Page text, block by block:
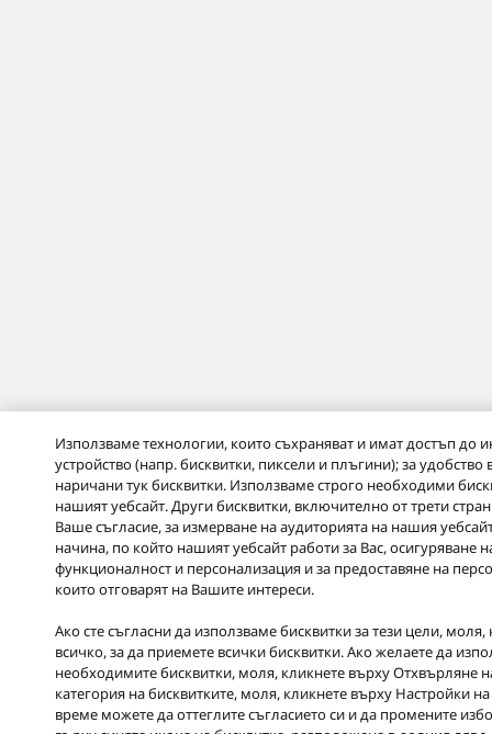
Използваме технологии, които съхраняват и имат достъп до
устройство (напр. бисквитки, пиксели и плъгини); за
наричани тук бисквитки. Използваме строго необходими
нашият уебсайт. Други бисквитки, включително от трети
Ваше съгласие, за измерване на аудиторията на нашия
начина, по който нашият уебсайт работи за Вас, осигуряване
функционалност и персонализация и за предоставяне на
които отговарят на Вашите интереси.
Ако сте съгласни да използваме бисквитки за тези цели,
всичко, за да приемете всички бисквитки. Ако желаете да
необходимите бисквитки, моля, кликнете върху Отхвърляне
категория на бисквитките, моля, кликнете върху Настройки
време можете да оттеглите съгласието си и да промените